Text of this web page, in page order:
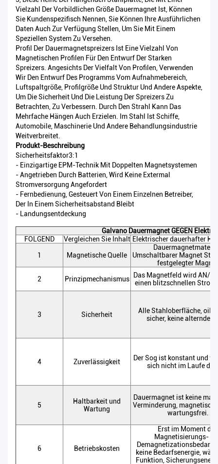
Vielzahl Der Vorbildlichen Größe Dauermagnet Ist, Können
Sie Kundenspezifisch Nennen, Sie Können Ihre Ausführlichen
Daten Auch Zur Verfügung Stellen, Um Sie Mit Einem
Speziellen System Zu Versehen.
Profil Der Dauermagnetspreizers Ist Eine Vielzahl Von
Magnetischen Profilen Für Den Entwurf Der Starken
Spreizers. Angesichts Der Vielfalt Von Profilen, Verwenden
Wir Den Entwurf Des Programms Vom Aufnahmebereich,
Luftspaltgröße, Profilgröße Und Struktur Und Andere Aspekte,
Um Die Sicherheit Und Die Leistung Der Spreizers Zu
Betrachten, Zu Verbessern. Durch Den Strahl Kann Das
Mehrfache Hängen Auch Erzielen. Im Stahl Ist Schiffe,
Automobile, Maschinerie Und Andere Behandlungsindustrie
Weitverbreitet.
Produkt-Beschreibung
Sicherheitsfaktor3:1
- Einzigartige EPM-Technik Mit Doppelten Magnetsystemen
- Angetrieben Durch Batterien, Wird Keine Extermal
Stromversorgung Angefordert
- Fernbedienung, Gesteuert Von Einem Einzelnen Betreiber,
Der In Einem Sicherheitsabstand Bleibt
- Landungsentdeckung
Galvano Dauermagnet GEGEN
FOLGEND
Vergleichen Sie Inhalt Elektrischer dauerhafter
1 Magnetische Quelle
Umschaltbarer Magnet
festgelegter Magnet
2 Prinzipmechanismus
Das Magnetfeld wird AN/
einen blitzschnellen Strom
3 Sicherheit
Alle Stahloberfläche,
sicher, keine alternde
4 Zuverlässigkeit
Der Sog ist konstant und
sich nicht im Laufe der
5
Haltbarkeit und
Wartung
Dauermagnet ist keine
Verminderung,
wartungsfrei.
6 Betriebskosten
Erst im Moment des
Magnetisierungs-
keine Bedarfsenergie,
Funktion,